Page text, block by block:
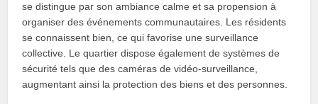
se distingue par son ambiance calme et sa propension à
organiser des événements communautaires. Les résidents
se connaissent bien, ce qui favorise une surveillance
collective. Le quartier dispose également de systèmes de
sécurité tels que des caméras de vidéo-surveillance,
augmentant ainsi la protection des biens et des personnes.